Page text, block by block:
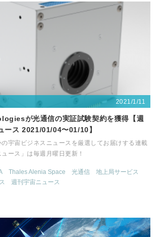
2021/1/11
が光通信の実証試験契約を獲得【週
ース 2021/01/04〜01/10】
宇宙ビジネスニュースを厳選してお届けする連載
ース」は毎週月曜日更新！
Thales Alenia Space 光通信
地上局サービス
週刊宇宙ニュース